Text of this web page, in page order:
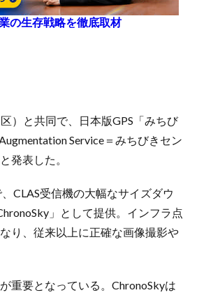
の生存戦略を徹底取材
）と共同で、日本版GPS「みちび
Service＝みちびきセン
発表した。
CLAS受信機の大幅なサイズダウ
」として提供。インフラ点
り、従来以上に正確な画像撮影や
重要となっている。ChronoSkyは